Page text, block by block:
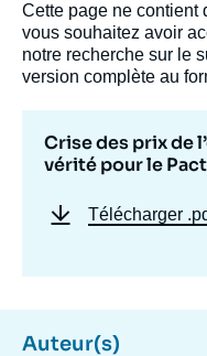
Cette page ne contient
vous souhaitez avoir
notre recherche sur le
version complète au
Crise des prix de
vérité pour le
Télécharger
Auteur(s)